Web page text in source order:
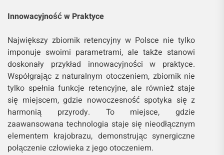
Innowacyjność w Praktyce
Największy zbiornik retencyjny w Polsce nie tylko
imponuje swoimi parametrami, ale także stanowi
doskonały przykład innowacyjności w praktyce.
Współgrając z naturalnym otoczeniem, zbiornik nie
tylko spełnia funkcje retencyjne, ale również staje
się miejscem, gdzie nowoczesność spotyka się z
harmonią przyrody. To miejsce, gdzie
zaawansowana technologia staje się nieodłącznym
elementem krajobrazu, demonstrując synergiczne
połączenie człowieka z jego otoczeniem.